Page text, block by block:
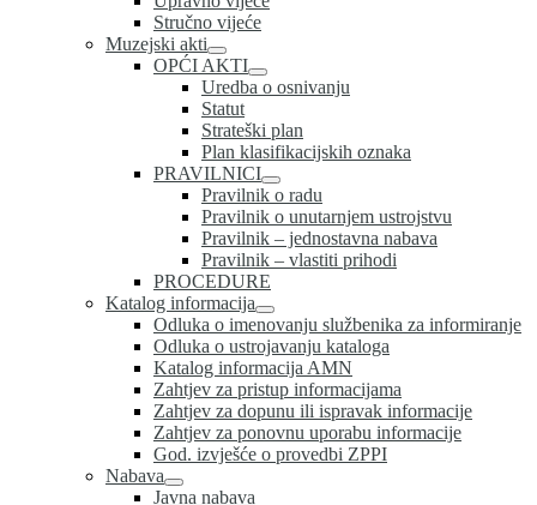
Stručno vijeće
Muzejski akti
OPĆI AKTI
Uredba o osnivanju
Statut
Strateški plan
Plan klasifikacijskih oznaka
PRAVILNICI
Pravilnik o radu
Pravilnik o unutarnjem ustrojstvu
Pravilnik – jednostavna nabava
Pravilnik – vlastiti prihodi
PROCEDURE
Katalog informacija
Odluka o imenovanju službenika za informiranje
Odluka o ustrojavanju kataloga
Katalog informacija AMN
Zahtjev za pristup informacijama
Zahtjev za dopunu ili ispravak informacije
Zahtjev za ponovnu uporabu informacije
God. izvješće o provedbi ZPPI
Nabava
Javna nabava